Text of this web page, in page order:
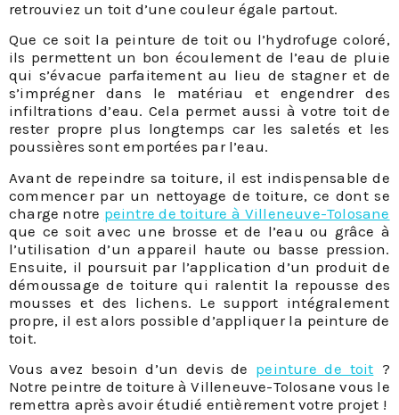
retrouviez un toit d’une couleur égale partout.
Que ce soit la peinture de toit ou l’hydrofuge coloré,
ils permettent un bon écoulement de l’eau de pluie
qui s’évacue parfaitement au lieu de stagner et de
s’imprégner dans le matériau et engendrer des
infiltrations d’eau. Cela permet aussi à votre toit de
rester propre plus longtemps car les saletés et les
poussières sont emportées par l’eau.
Avant de repeindre sa toiture, il est indispensable de
commencer par un nettoyage de toiture, ce dont se
charge notre peintre de toiture à Villeneuve-Tolosane
que ce soit avec une brosse et de l’eau ou grâce à
l’utilisation d’un appareil haute ou basse pression.
Ensuite, il poursuit par l’application d’un produit de
démoussage de toiture qui ralentit la repousse des
mousses et des lichens. Le support intégralement
propre, il est alors possible d’appliquer la peinture de
toit.
Vous avez besoin d’un devis de peinture de toit ?
Notre peintre de toiture à Villeneuve-Tolosane vous le
remettra après avoir étudié entièrement votre projet !